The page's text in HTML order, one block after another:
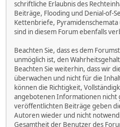
schriftliche Erlaubnis des
Beiträge, Flooding und Denial-of-
Kettenbriefe,
sind in diesem Forum ebenfalls
Beachten Sie, dass es dem
unmöglich ist, den
Beachten Sie weiterhin, dass wir
überwachen und nicht für die
können die Richtigkeit,
angebotenen Informationen nicht
veröffentlichten Beiträge geben
Autoren wieder und nicht
Gesamtheit der Benutzer des